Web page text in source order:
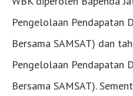
Pengelolaan Pendapatan
Bersama SAMSAT) dan
Pengelolaan Pendapatan
Bersama SAMSAT).